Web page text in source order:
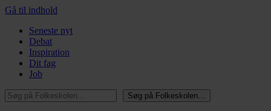
Gå til indhold
Seneste nyt
Debat
Inspiration
Dit fag
Job
Søg på Folkeskolen…
Søg på Folkeskolen…